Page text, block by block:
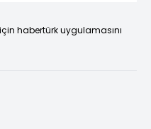
habertürk uygulamasını